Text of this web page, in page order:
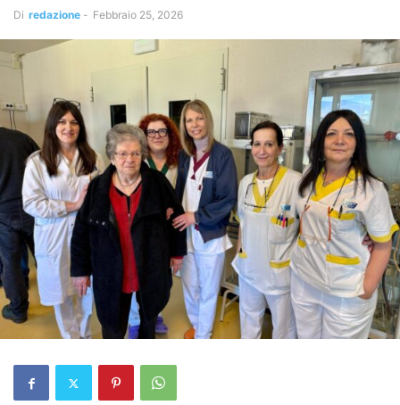
Di redazione - Febbraio 25, 2026